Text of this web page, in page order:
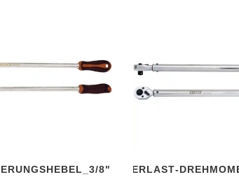
8" / 1/2" / 3/4"